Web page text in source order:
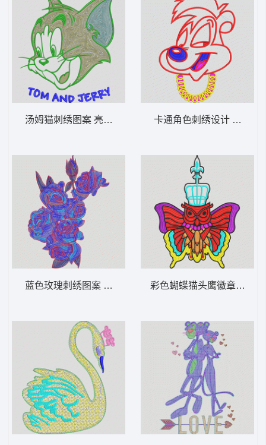
汤姆猫刺绣图案 亮片猫和老鼠
蓝色玫瑰刺绣图案 靓玫瑰花
卡通角色刺绣设计 兔子
彩色蝴蝶猫头鹰徽章 猫头鹰